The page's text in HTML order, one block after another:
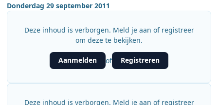
Donderdag 29 september 2011
Deze inhoud is verborgen. Meld je aan of registreer
om deze te bekijken.
Aanmelden of Registreren
Deze inhoud is verborgen. Meld je aan of registreer